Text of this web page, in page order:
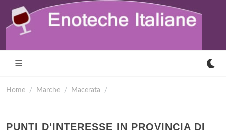
Home Marche Macerata
PUNTI D'INTERESSE IN PROVINCIA DI